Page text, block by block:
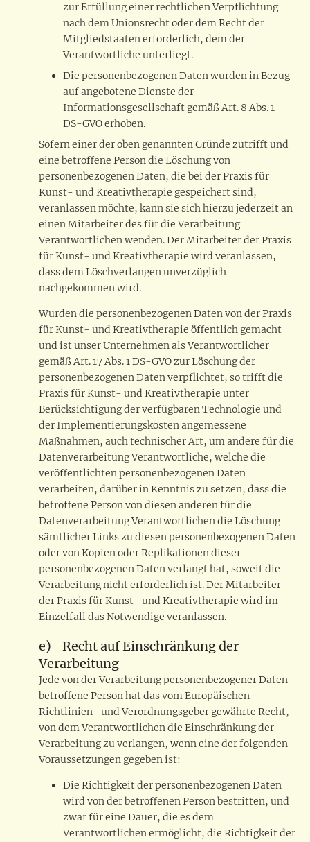
zur Erfüllung einer rechtlichen Verpflichtung
nach dem Unionsrecht oder dem Recht der
Mitgliedstaaten erforderlich, dem der
Verantwortliche unterliegt.
Die personenbezogenen Daten wurden in Bezug
auf angebotene Dienste der
Informationsgesellschaft gemäß Art. 8 Abs. 1
DS-GVO erhoben.
Sofern einer der oben genannten Gründe zutrifft und
eine betroffene Person die Löschung von
personenbezogenen Daten, die bei der Praxis für
Kunst- und Kreativtherapie gespeichert sind,
veranlassen möchte, kann sie sich hierzu jederzeit an
einen Mitarbeiter des für die Verarbeitung
Verantwortlichen wenden. Der Mitarbeiter der Praxis
für Kunst- und Kreativtherapie wird veranlassen,
dass dem Löschverlangen unverzüglich
nachgekommen wird.
Wurden die personenbezogenen Daten von der Praxis
für Kunst- und Kreativtherapie öffentlich gemacht
und ist unser Unternehmen als Verantwortlicher
gemäß Art. 17 Abs. 1 DS-GVO zur Löschung der
personenbezogenen Daten verpflichtet, so trifft die
Praxis für Kunst- und Kreativtherapie unter
Berücksichtigung der verfügbaren Technologie und
der Implementierungskosten angemessene
Maßnahmen, auch technischer Art, um andere für die
Datenverarbeitung Verantwortliche, welche die
veröffentlichten personenbezogenen Daten
verarbeiten, darüber in Kenntnis zu setzen, dass die
betroffene Person von diesen anderen für die
Datenverarbeitung Verantwortlichen die Löschung
sämtlicher Links zu diesen personenbezogenen Daten
oder von Kopien oder Replikationen dieser
personenbezogenen Daten verlangt hat, soweit die
Verarbeitung nicht erforderlich ist. Der Mitarbeiter
der Praxis für Kunst- und Kreativtherapie wird im
Einzelfall das Notwendige veranlassen.
e) Recht auf Einschränkung der
Verarbeitung
Jede von der Verarbeitung personenbezogener Daten
betroffene Person hat das vom Europäischen
Richtlinien- und Verordnungsgeber gewährte Recht,
von dem Verantwortlichen die Einschränkung der
Verarbeitung zu verlangen, wenn eine der folgenden
Voraussetzungen gegeben ist:
Die Richtigkeit der personenbezogenen Daten
wird von der betroffenen Person bestritten, und
zwar für eine Dauer, die es dem
Verantwortlichen ermöglicht, die Richtigkeit der